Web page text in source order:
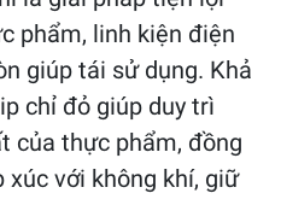
phẩm, linh kiện điện
giúp tái sử dụng. Khả
chỉ đỏ giúp duy trì
của thực phẩm, đồng
với không khí, giữ